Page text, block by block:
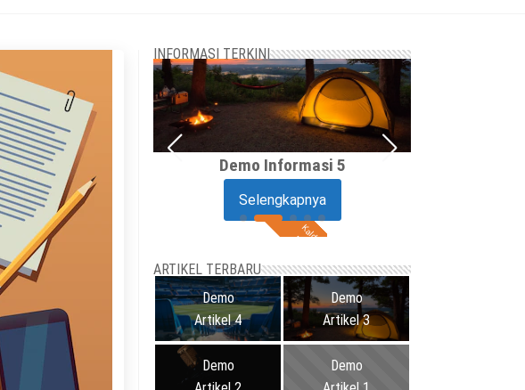
INFORMASI TERKINI
Informasi 6 Demo Informasi 5
Selengkapnya
ARTIKEL TERBARU
Demo
Artikel 4
Demo
Artikel 3
Demo
Demo